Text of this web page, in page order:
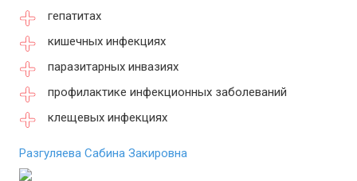
гепатитах
кишечных инфекциях
паразитарных инвазиях
профилактике инфекционных заболеваний
клещевых инфекциях
Разгуляева Сабина Закировна